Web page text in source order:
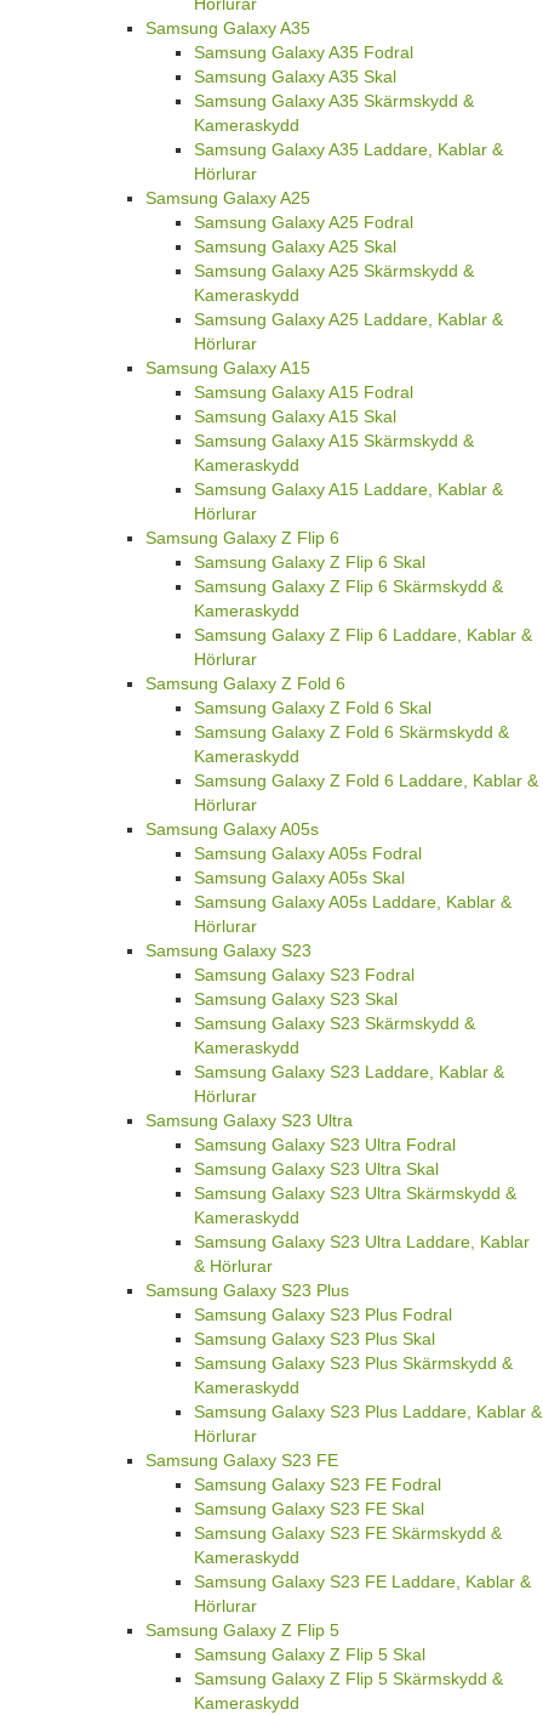
Hörlurar
Samsung Galaxy A35
Samsung Galaxy A35 Fodral
Samsung Galaxy A35 Skal
Samsung Galaxy A35 Skärmskydd &
Kameraskydd
Samsung Galaxy A35 Laddare, Kablar &
Hörlurar
Samsung Galaxy A25
Samsung Galaxy A25 Fodral
Samsung Galaxy A25 Skal
Samsung Galaxy A25 Skärmskydd &
Kameraskydd
Samsung Galaxy A25 Laddare, Kablar &
Hörlurar
Samsung Galaxy A15
Samsung Galaxy A15 Fodral
Samsung Galaxy A15 Skal
Samsung Galaxy A15 Skärmskydd &
Kameraskydd
Samsung Galaxy A15 Laddare, Kablar &
Hörlurar
Samsung Galaxy Z Flip 6
Samsung Galaxy Z Flip 6 Skal
Samsung Galaxy Z Flip 6 Skärmskydd &
Kameraskydd
Samsung Galaxy Z Flip 6 Laddare, Kablar &
Hörlurar
Samsung Galaxy Z Fold 6
Samsung Galaxy Z Fold 6 Skal
Samsung Galaxy Z Fold 6 Skärmskydd &
Kameraskydd
Samsung Galaxy Z Fold 6 Laddare, Kablar &
Hörlurar
Samsung Galaxy A05s
Samsung Galaxy A05s Fodral
Samsung Galaxy A05s Skal
Samsung Galaxy A05s Laddare, Kablar &
Hörlurar
Samsung Galaxy S23
Samsung Galaxy S23 Fodral
Samsung Galaxy S23 Skal
Samsung Galaxy S23 Skärmskydd &
Kameraskydd
Samsung Galaxy S23 Laddare, Kablar &
Hörlurar
Samsung Galaxy S23 Ultra
Samsung Galaxy S23 Ultra Fodral
Samsung Galaxy S23 Ultra Skal
Samsung Galaxy S23 Ultra Skärmskydd &
Kameraskydd
Samsung Galaxy S23 Ultra Laddare, Kablar
& Hörlurar
Samsung Galaxy S23 Plus
Samsung Galaxy S23 Plus Fodral
Samsung Galaxy S23 Plus Skal
Samsung Galaxy S23 Plus Skärmskydd &
Kameraskydd
Samsung Galaxy S23 Plus Laddare, Kablar &
Hörlurar
Samsung Galaxy S23 FE
Samsung Galaxy S23 FE Fodral
Samsung Galaxy S23 FE Skal
Samsung Galaxy S23 FE Skärmskydd &
Kameraskydd
Samsung Galaxy S23 FE Laddare, Kablar &
Hörlurar
Samsung Galaxy Z Flip 5
Samsung Galaxy Z Flip 5 Skal
Samsung Galaxy Z Flip 5 Skärmskydd &
Kameraskydd